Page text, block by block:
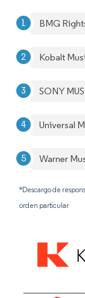
BMG
Kobalt
SONY
Universal
Warner
*Descargo de
orden particular